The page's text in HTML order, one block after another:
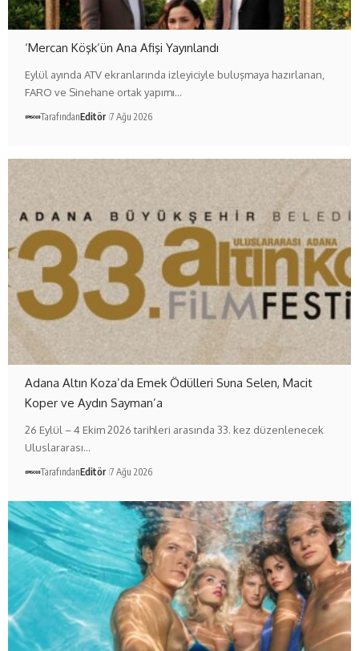
‘Mercan Köşk’ün Ana Afişi Yayınlandı
Eylül ayında ATV ekranlarında izleyiciyle buluşmaya hazırlanan,
FARO ve Sinehane ortak yapımı…
TarafındanEditör 7 Ağu 2026
Adana Altın Koza’da Emek Ödülleri Suna Selen, Macit
Koper ve Aydın Sayman’a
26 Eylül – 4 Ekim 2026 tarihleri arasında 33. kez düzenlenecek
Uluslararası…
TarafındanEditör 7 Ağu 2026